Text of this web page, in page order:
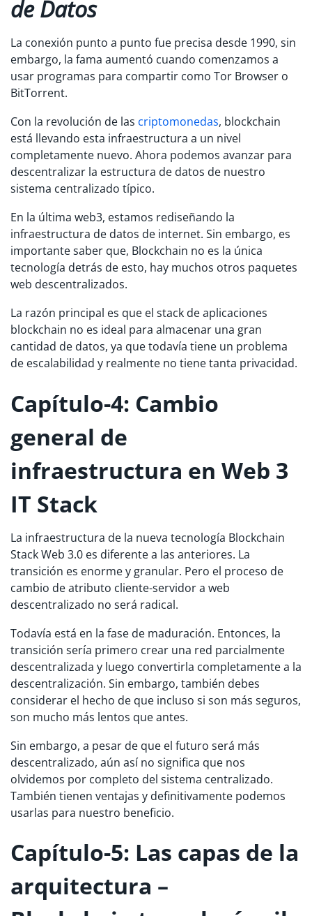
de Datos
La conexión punto a punto fue precisa desde 1990, sin
embargo, la fama aumentó cuando comenzamos a
usar programas para compartir como Tor Browser o
BitTorrent.
Con la revolución de las criptomonedas, blockchain
está llevando esta infraestructura a un nivel
completamente nuevo. Ahora podemos avanzar para
descentralizar la estructura de datos de nuestro
sistema centralizado típico.
En la última web3, estamos rediseñando la
infraestructura de datos de internet. Sin embargo, es
importante saber que, Blockchain no es la única
tecnología detrás de esto, hay muchos otros paquetes
web descentralizados.
La razón principal es que el stack de aplicaciones
blockchain no es ideal para almacenar una gran
cantidad de datos, ya que todavía tiene un problema
de escalabilidad y realmente no tiene tanta privacidad.
Capítulo-4: Cambio
general de
infraestructura en Web 3
IT Stack
La infraestructura de la nueva tecnología Blockchain
Stack Web 3.0 es diferente a las anteriores. La
transición es enorme y granular. Pero el proceso de
cambio de atributo cliente-servidor a web
descentralizado no será radical.
Todavía está en la fase de maduración. Entonces, la
transición sería primero crear una red parcialmente
descentralizada y luego convertirla completamente a la
descentralización. Sin embargo, también debes
considerar el hecho de que incluso si son más seguros,
son mucho más lentos que antes.
Sin embargo, a pesar de que el futuro será más
descentralizado, aún así no significa que nos
olvidemos por completo del sistema centralizado.
También tienen ventajas y definitivamente podemos
usarlas para nuestro beneficio.
Capítulo-5: Las capas de la
arquitectura –